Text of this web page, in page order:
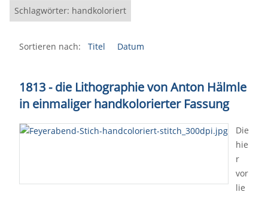
Schlagwörter: handkoloriert
Sortieren nach: Titel Datum
1813 - die Lithographie von Anton Hälmle
in einmaliger handkolorierter Fassung
Die
hie
r
vor
lie